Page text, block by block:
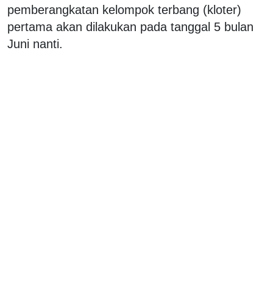
pemberangkatan kelompok terbang (kloter)
pertama akan dilakukan pada tanggal 5 bulan
Juni nanti.